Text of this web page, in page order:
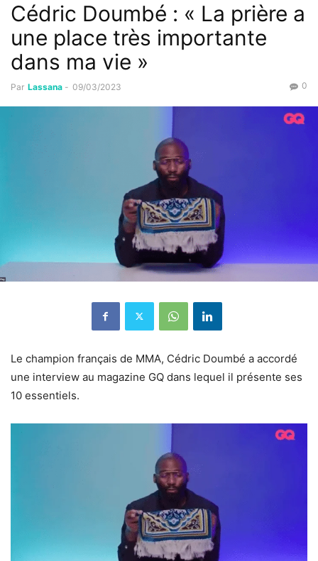
Cédric Doumbé : « La prière a
une place très importante
dans ma vie »
Par Lassana - 09/03/2023 0
Le champion français de MMA, Cédric Doumbé a accordé
une interview au magazine GQ dans lequel il présente ses
10 essentiels.